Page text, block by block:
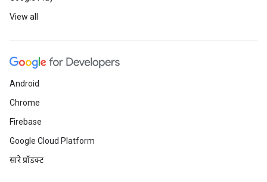
View all
Android
Chrome
Firebase
Google Cloud Platform
सारे प्रॉडक्ट